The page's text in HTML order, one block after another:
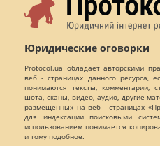
Юридические оговорки
Protocol.ua обладает авторскими
веб - страницах данного ресурса,
понимаются тексты, комментарии,
шота, сканы, видео, аудио, другие
размещенных на веб - страницах
для индексации поисковыми
использованием понимается
и тому подобное.